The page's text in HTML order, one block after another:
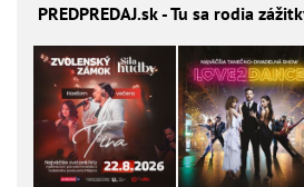
PREDPREDAJ.sk - Tu sa rodia